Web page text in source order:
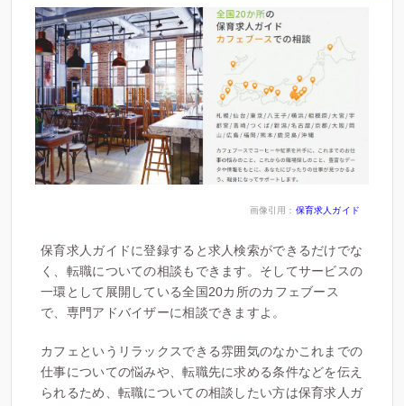
画像引用： 保育求人ガイド
保育求人ガイドに登録すると求人検索ができるだけでな
く、転職についての相談もできます。そしてサービスの
一環として展開している全国20カ所のカフェブース
で、専門アドバイザーに相談できますよ。
カフェというリラックスできる雰囲気のなかこれまでの
仕事についての悩みや、転職先に求める条件などを伝え
られるため、転職についての相談したい方は保育求人ガ